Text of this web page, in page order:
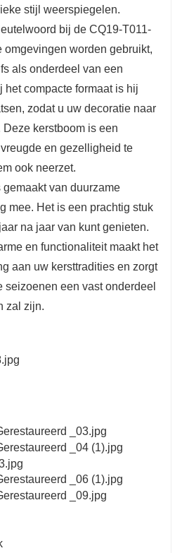
stijl weerspiegelen.
bij de CQ19-T011-
omgevingen worden gebruikt,
als onderdeel van een
het compacte formaat is hij
zodat u uw decoratie naar
kerstboom is een
en gezelligheid te
ook neerzet.
van duurzame
mee. Het is een prachtig stuk
na jaar van kunt genieten.
en functionaliteit maakt het
aan uw kersttradities en zorgt
seizoenen een vast onderdeel
zal zijn.